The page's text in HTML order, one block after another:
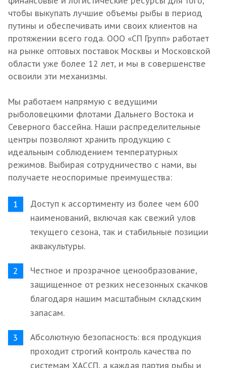
чтобы выкупать лучшие объемы рыбы в период
путины и обеспечивать ими своих клиентов на
протяжении всего года. ООО «СП Групп» работает
на рынке оптовых поставок Москвы и Московской
области уже более 12 лет, и мы в совершенстве
освоили эти механизмы.
Мы работаем напрямую с ведущими
рыболовецкими флотами Дальнего Востока и
Северного бассейна. Наши распределительные
центры позволяют хранить продукцию с
идеальным соблюдением температурных
режимов. Выбирая сотрудничество с нами, вы
получаете неоспоримые преимущества:
Доступ к ассортименту из более чем 600
наименований, включая как свежий улов
текущего сезона, так и стабильные позиции
аквакультуры.
Честное и прозрачное ценообразование,
защищенное от резких несезонных скачков
благодаря нашим масштабным складским
запасам.
Абсолютную безопасность: вся продукция
проходит строгий контроль качества по
системам ХАССП, а каждая партия рыбы и